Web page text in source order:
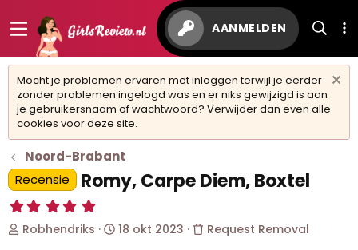
AANMELDEN
Mocht je problemen ervaren met inloggen terwijl je eerder
zonder problemen ingelogd was en er niks gewijzigd is aan
je gebruikersnaam of wachtwoord? Verwijder dan even alle
cookies voor deze site.
Noord-Brabant
Recensie
Romy, Carpe Diem, Boxtel
5
0
O
Robhendriks
S
18 okt 2023 Request Removal